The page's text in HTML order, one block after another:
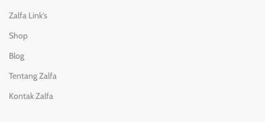
Zalfa Link's
Shop
Blog
Tentang Zalfa
Kontak Zalfa